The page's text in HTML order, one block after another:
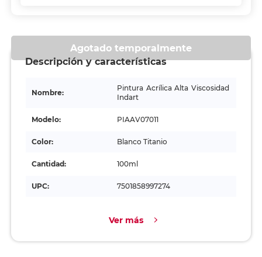
Agotado temporalmente
Descripción y características
Nombre:
Pintura Acrílica Alta Viscosidad
Indart
Modelo: PIAAV07011
Color: Blanco Titanio
Cantidad: 100ml
UPC: 7501858997274
Ver más